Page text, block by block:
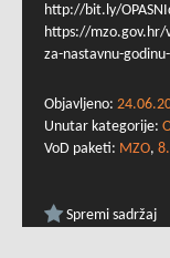
http://bit.ly/
https://mzo.gov.hr/
za-nastavnu-
Objavljeno:
Unutar kategorije:
VoD paketi: MZO,
Spremi sadržaj